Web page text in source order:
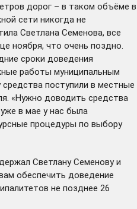
дорог – в таком объёме в
сети никогда не
Светлана Семенова, все
ноября, что очень поздно.
сроки доведения
работы муниципальным
поступили в местные
«Нужно доводить средства
в мае у нас была
процедуры по выбору
Светлану Семенову и
обеспечить доведение
не позднее 26